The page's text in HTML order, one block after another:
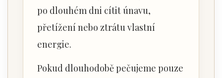
po dlouhém dni cítit únavu,
přetížení nebo ztrátu vlastní
energie.
Pokud dlouhodobě pečujeme pouze